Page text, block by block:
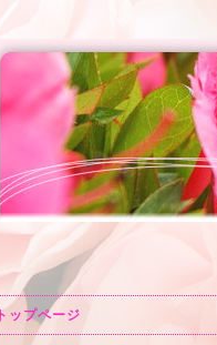
トップページ